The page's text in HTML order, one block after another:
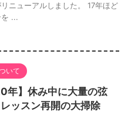
ニューアルしました。 17年ほど
を ...
いて
年】休み中に大量の弦
ッスン再開の大掃除